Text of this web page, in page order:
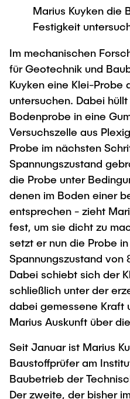
Newsroom
Press Release
Flyers and brochures
University magazine
Events
Merchandise-Shop
Working at TU Hamburg
Job opportunities
Faculty recruiting
Information for new
Internal Information
Advice and contact
New@tuhh
Around student life
study organization
AI in Education
After Graduation
Alumni
Career Center
Graduate Academy
Doctoral Degrees
Continuing Education
UNU HUB
Change"
Research Funding
Early Career Research
Good Scientific
Future Lectures
Team
Research &
Interdisciplinary
"Biobased
Technologies"
Process Engineering
Study programs
Technology and
News
Study programs
Research and Institutes
Management Sciences
Study Programs
Research and Institutes
Mechanical
Study programs
Research and institutes
Joint School of
Institutes
Exchange students
International Scholars &
Partnerships and
Study Exchange
How to establish
Strategy
ECIU University
Contacts &
Marius Kuyken die
Festigkeit
Im mechanischen
für Geotechnik und
Kuyken eine Klei-Probe
untersuchen. Dabei
Bodenprobe in eine
Versuchszelle aus
Probe im nächsten
Spannungszustand
die Probe unter
denen im Boden einer
entsprechen - zieht
fest, um sie dicht zu
setzt er nun die Probe
Spannungszustand von
Dabei schiebt sich der
schließlich unter der
dabei gemessene Kraft
Marius Auskunft über
Seit Januar ist Marius
Baustoffprüfer am
Baubetrieb der
Der zweite, der bisher